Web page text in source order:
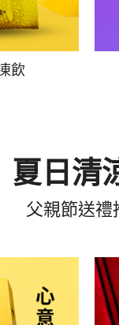
飲
夏日清
父親節送禮